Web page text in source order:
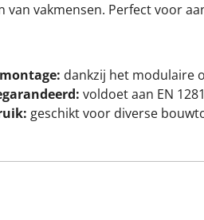
van vakmensen. Perfect voor
dankzij het modulaire
voldoet aan EN
geschikt voor diverse